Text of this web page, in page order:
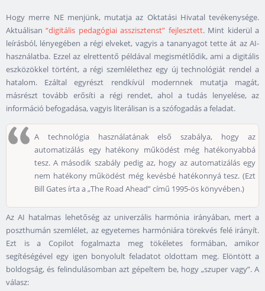
Hogy merre NE menjünk, mutatja az Oktatási Hivatal tevékenysége.
Aktuálisan“digitális pedagógiai asszisztenst” fejlesztett. Mint kiderül a
leírásból, lényegében a régi elveket, vagyis a tananyagot tette át az AI-
használatba. Ezzel az elrettentő példával megismétlődik, ami a digitális
eszközökkel történt, a régi szemlélethez egy új technológiát rendel a
hatalom. Ezáltal egyrészt rendkívül modernnek mutatja magát,
másrészt tovább erősíti a régi rendet, ahol a tudás lenyelése, az
információ befogadása, vagyis literálisan is a szófogadás a feladat.
A technológia használatának első szabálya, hogy az
automatizálás egy hatékony működést még hatékonyabbá
tesz. A második szabály pedig az, hogy az automatizálás egy
nem hatékony működést még kevésbé hatékonnyá tesz. (Ezt
Bill Gates írta a „The Road Ahead” című 1995-ös könyvében.)
Az AI hatalmas lehetőség az univerzális harmónia irányában, mert a
poszthumán szemlélet, az egyetemes harmóniára törekvés felé irányít.
Ezt is a Copilot fogalmazta meg tökéletes formában, amikor
segítéségével egy igen bonyolult feladatot oldottam meg. Elöntött a
boldogság, és felindulásomban azt gépeltem be, hogy „szuper vagy”. A
válasz: